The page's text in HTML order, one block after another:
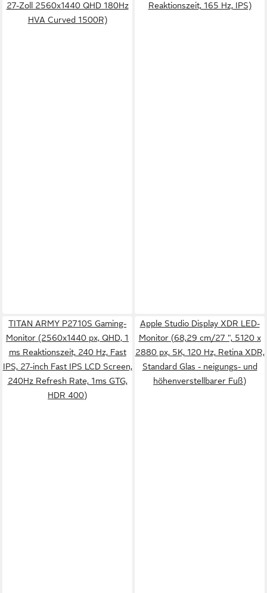
27-Zoll 2560x1440 QHD 180Hz
HVA Curved 1500R)
Reaktionszeit, 165 Hz, IPS)
TITAN ARMY P2710S Gaming-
Monitor (2560x1440 px, QHD, 1
ms Reaktionszeit, 240 Hz, Fast
IPS, 27-inch Fast IPS LCD Screen,
240Hz Refresh Rate, 1ms GTG,
HDR 400)
Apple Studio Display XDR LED-
Monitor (68,29 cm/27 ", 5120 x
2880 px, 5K, 120 Hz, Retina XDR,
Standard Glas - neigungs- und
höhenverstellbarer Fuß)